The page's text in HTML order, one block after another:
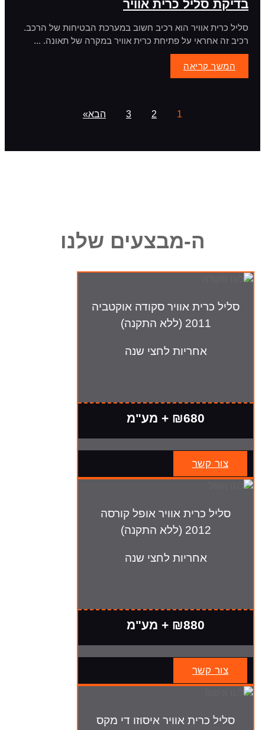
בדיקת סליל כרית אוויר
סליל כרית אוויר הוא רכיב חשוב במערכת הבטיחות של הרכב.
רכיב זה אחראי על פתיחת כרית אוויר במקרה של תאונה. ...
המשך קריאה
1
2
3 הבא»
ה-מבצעים שלנו
סליל כרית אוויר סקודה אוקטביה
2011 (ללא התקנה)
אחריות לחצי שנה
₪680 + מע"מ
צור קשר
סליל כרית אוויר אופל קורסה
2012 (ללא התקנה)
אחריות לחצי שנה
₪880 + מע"מ
צור קשר
סליל כרית אוויר איסוזו די מקס